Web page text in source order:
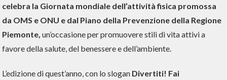
celebra la Giornata mondiale dell’attività fisica promossa
da OMS e ONU e dal Piano della Prevenzione della Regione
Piemonte,un’occasione per promuovere stili di vita attivi a
favore della salute, del benessere e dell’ambiente.
L’edizione di quest’anno, con lo slogan Divertiti! Fai